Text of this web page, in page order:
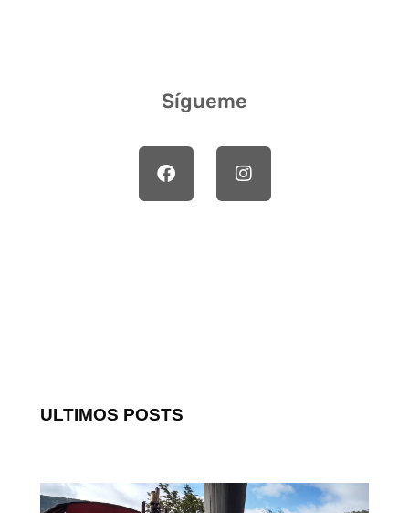
Sígueme
ULTIMOS POSTS